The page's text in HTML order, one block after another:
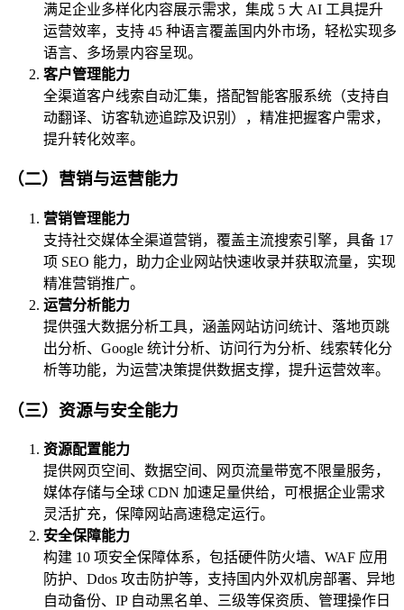
满足企业多样化内容展示需求，集成 5 大 AI 工具提升
运营效率，支持 45 种语言覆盖国内外市场，轻松实现多
语言、多场景内容呈现。
客户管理能力
全渠道客户线索自动汇集，搭配智能客服系统（支持自
动翻译、访客轨迹追踪及识别），精准把握客户需求，
提升转化效率。
（二）营销与运营能力
营销管理能力
支持社交媒体全渠道营销，覆盖主流搜索引擎，具备 17
项 SEO 能力，助力企业网站快速收录并获取流量，实现
精准营销推广。
运营分析能力
提供强大数据分析工具，涵盖网站访问统计、落地页跳
出分析、Google 统计分析、访问行为分析、线索转化分
析等功能，为运营决策提供数据支撑，提升运营效率。
（三）资源与安全能力
资源配置能力
提供网页空间、数据空间、网页流量带宽不限量服务，
媒体存储与全球 CDN 加速足量供给，可根据企业需求
灵活扩充，保障网站高速稳定运行。
安全保障能力
构建 10 项安全保障体系，包括硬件防火墙、WAF 应用
防护、Ddos 攻击防护等，支持国内外双机房部署、异地
自动备份、IP 自动黑名单、三级等保资质、管理操作日